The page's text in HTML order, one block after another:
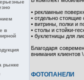
в
рынке
• рекламные
• отдельно
• витрины, полки и
• столы и стойки-
• буклетницы для
Благодаря
внимания клиентов
ФОТОПАНЕЛИ